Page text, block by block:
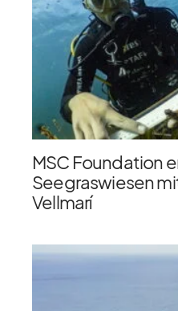
MSC Foundation
Seegraswiesen
Vellmarí